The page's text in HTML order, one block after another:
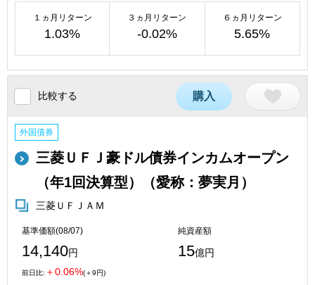
１ヵ月リターン
1.03%
３ヵ月リターン
-0.02%
６ヵ月リターン
5.65%
比較する 購入
外国債券
三菱ＵＦＪ豪ドル債券インカムオープン
（年1回決算型）（愛称：夢実月）
三菱ＵＦＪＡＭ
基準価額(08/07)
14,140円
純資産額
15億円
前日比: ＋0.06%(＋9円)